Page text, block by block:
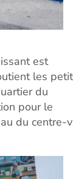
est
les
du
pour le
du centre-